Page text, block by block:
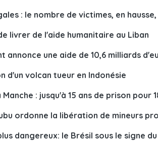
: le nombre de victimes, en
livrer de l'aide humanitaire au Liban
annonce une aide de 10,6 milliards
d'un volcan tueur en Indonésie
: jusqu'à 15 ans de prison pour
ordonne la libération de mineurs
dangereux: le Brésil sous le signe